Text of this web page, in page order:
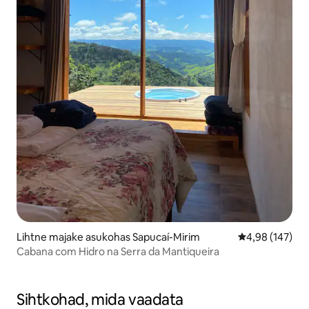
Lihtne majake asukohas Sapucaí-Mirim Keskmine
4,98 (147)
Cabana com Hidro na Serra da Mantiqueira
Sihtkohad, mida vaadata